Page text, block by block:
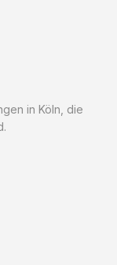
in Köln, die